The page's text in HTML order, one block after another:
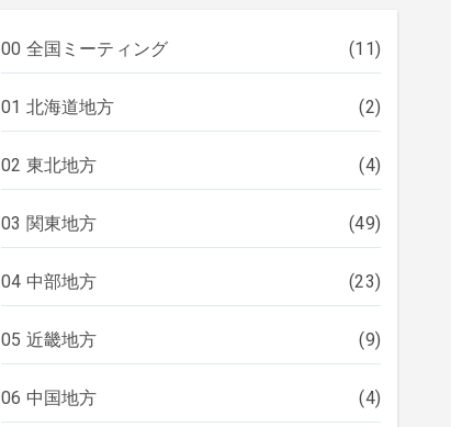
00 全国ミーティング (11)
01 北海道地方 (2)
02 東北地方 (4)
03 関東地方 (49)
04 中部地方 (23)
05 近畿地方 (9)
06 中国地方 (4)